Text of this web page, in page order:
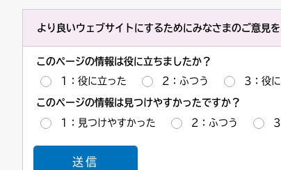
より良いウェブサイトにするためにみなさまのご意見
このページの情報は役に立ちましたか？
1：役に立った 2：ふつう 3：役
このページの情報は見つけやすかったですか？
1：見つけやすかった 2：ふつう 3